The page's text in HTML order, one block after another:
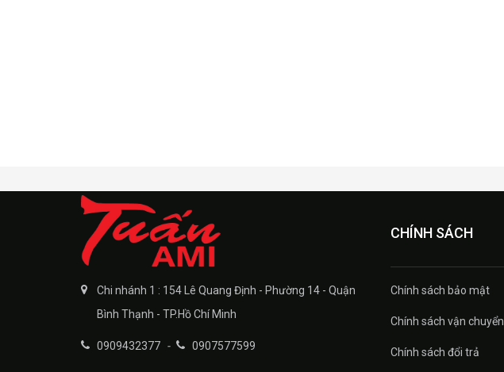
Chi nhánh 1 : 154 Lê Quang Định - Phường 14 - Quận
Bình Thạnh - TP.Hồ Chí Minh
0909432377 - 0907577599
CHÍNH SÁCH
Chính sách bảo mật
Chính sách vận chuyển
Chính sách đổi trả